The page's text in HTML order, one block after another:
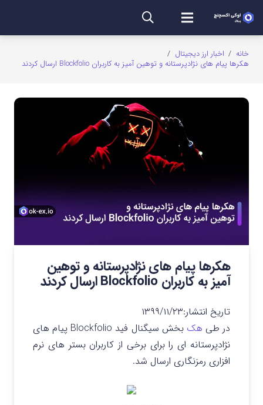
خانه / اخبار ارز دیجیتال /
هکرها پیام های نژادپرستانه و توهین آمیز به کاربران Blockfolio ارسال کردند
هکرها پیام های نژادپرستانه و توهین
آمیز به کاربران Blockfolio ارسال کردند
تاریخ انتشار:۱۳۹۹/۱۱/۲۳
در طی هک
بخش سیگنال فید Blockfolio پیام های
نژادپرستانه ای را برای برخی از کاربران بستر های نرم
افزاری رمزنگاری ارسال شد.